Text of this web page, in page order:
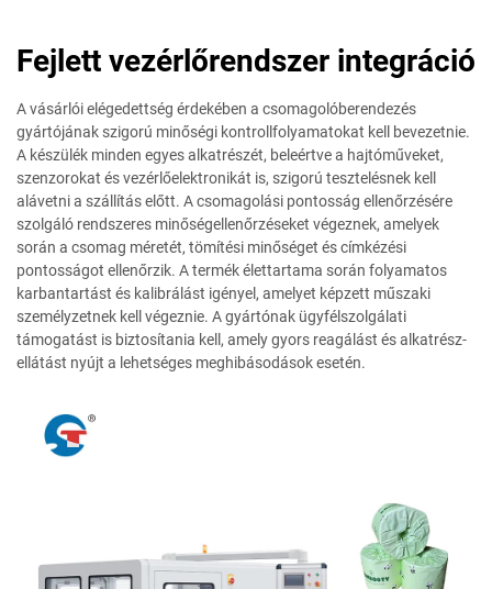
Fejlett vezérlőrendszer integráció
A vásárlói elégedettség érdekében a csomagolóberendezés
gyártójának szigorú minőségi kontrollfolyamatokat kell bevezetnie.
A készülék minden egyes alkatrészét, beleértve a hajtóműveket,
szenzorokat és vezérlőelektronikát is, szigorú tesztelésnek kell
alávetni a szállítás előtt. A csomagolási pontosság ellenőrzésére
szolgáló rendszeres minőségellenőrzéseket végeznek, amelyek
során a csomag méretét, tömítési minőséget és címkézési
pontosságot ellenőrzik. A termék élettartama során folyamatos
karbantartást és kalibrálást igényel, amelyet képzett műszaki
személyzetnek kell végeznie. A gyártónak ügyfélszolgálati
támogatást is biztosítania kell, amely gyors reagálást és alkatrész-
ellátást nyújt a lehetséges meghibásodások esetén.